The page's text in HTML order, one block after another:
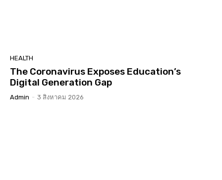
HEALTH
The Coronavirus Exposes Education’s
Digital Generation Gap
Admin - 3 สิงหาคม 2026